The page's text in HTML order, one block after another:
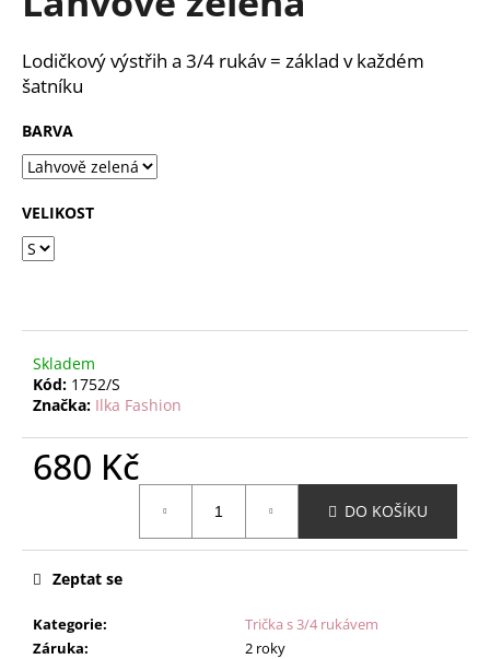
hvězdiček.
Lodičkový výstřih a 3/4 rukáv = základ v každém
šatníku
BARVA
VELIKOST
Skladem
Kód: 1752/S
Značka: Ilka Fashion
680 Kč
DO KOŠÍKU
Kategorie:
Trička s 3/4 rukávem
Záruka:
2 roky
Zeptat se
j
e
m
e